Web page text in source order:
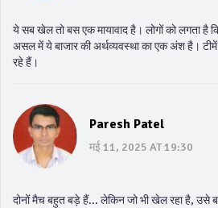
ये सब खेल तो बस एक मायावाद है। लोगों को लगता
असल में ये बाजार की अर्थव्यवस्था का एक अंश है।
रहे हैं।
Paresh Patel
मई 11, 2025 AT 19:30
दोनों मैच बहुत बड़े हैं... लेकिन जो भी खेल रहा है, उसे